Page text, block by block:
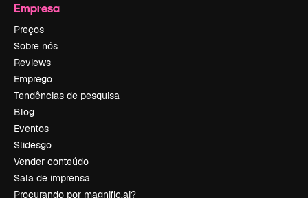
Empresa
Preços
Sobre nós
Reviews
Emprego
Tendências de pesquisa
Blog
Eventos
Slidesgo
Vender conteúdo
Sala de imprensa
Procurando por magnific.ai?